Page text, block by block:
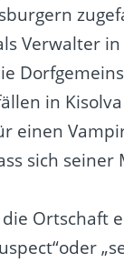
Verwalter
in
einen
sich seiner
Ortschaft